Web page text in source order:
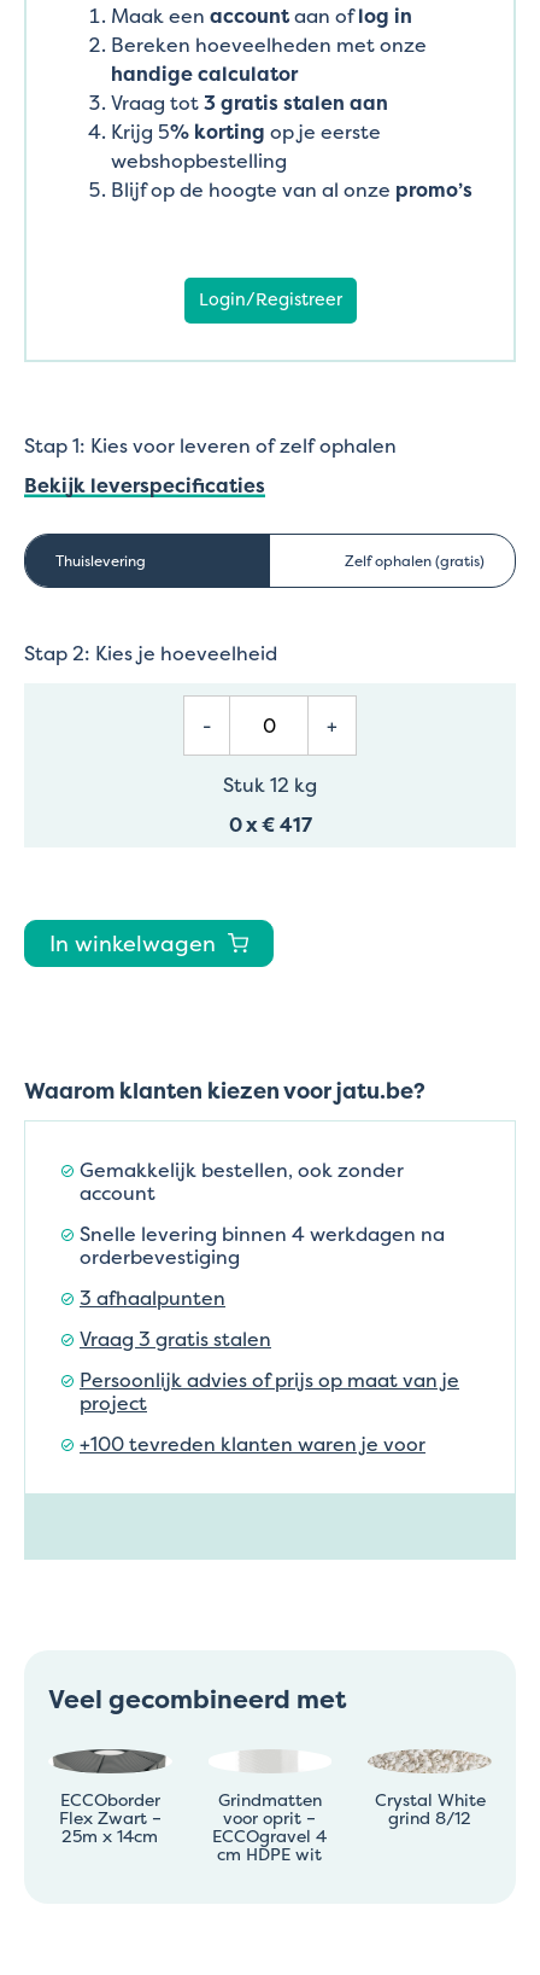
Maak een accountaan oflog in
Bereken hoeveelheden met onze
handige calculator
Vraag tot3 gratis stalen aan
Krijg 5% korting op je eerste
webshopbestelling
Blijf op de hoogte van al onze promo’s
Login/Registreer
Stap 1: Kies voor leveren of zelf ophalen
Bekijk leverspecificaties
Thuislevering Zelf ophalen (gratis)
Stap 2: Kies je hoeveelheid
- +
Stuk 12 kg
0x€ 417
In winkelwagen
Waarom klanten kiezen voor jatu.be?
Gemakkelijk bestellen, ook zonder
account
Snelle levering binnen 4 werkdagen na
orderbevestiging
3 afhaalpunten
Vraag 3 gratis stalen
Persoonlijk advies of prijs op maat van je
project
+100 tevreden klanten waren je voor
Veel gecombineerd met
ECCOborder
Flex Zwart –
25m x 14cm
Grindmatten
voor oprit –
ECCOgravel 4
cm HDPE wit
Crystal White
grind 8/12